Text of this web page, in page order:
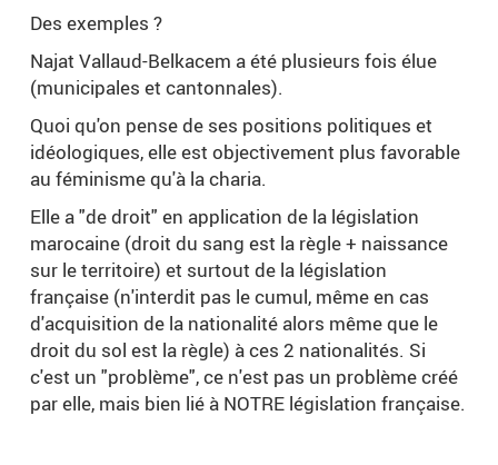
Des exemples ?
Najat Vallaud-Belkacem a été plusieurs fois élue
(municipales et cantonnales).
Quoi qu'on pense de ses positions politiques et
idéologiques, elle est objectivement plus favorable
au féminisme qu'à la charia.
Elle a "de droit" en application de la législation
marocaine (droit du sang est la règle + naissance
sur le territoire) et surtout de la législation
française (n'interdit pas le cumul, même en cas
d'acquisition de la nationalité alors même que le
droit du sol est la règle) à ces 2 nationalités. Si
c'est un "problème", ce n'est pas un problème créé
par elle, mais bien lié à NOTRE législation française.